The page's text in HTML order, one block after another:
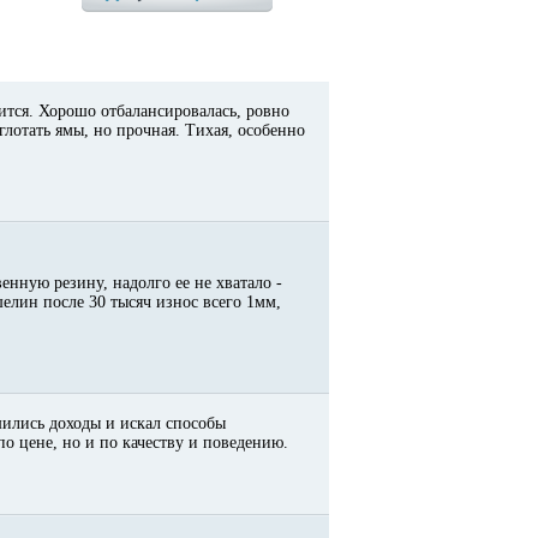
Хорошо отбалансировалась, ровно
ямы, но прочная. Тихая, особенно
резину, надолго ее не хватало -
после 30 тысяч износ всего 1мм,
доходы и искал способы
цене, но и по качеству и поведению.